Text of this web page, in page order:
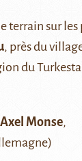
terrain sur les
, près du
du
Monse,